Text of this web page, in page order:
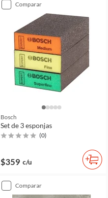
comparar
Bosch
Set de 3 esponjas
(0)
$359 c/u
comparar